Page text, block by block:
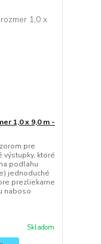
1,0 x 9,0 m -
pre
výstupky, ktoré
podlahu
jednoduché
prezliekarne
naboso
Skladom